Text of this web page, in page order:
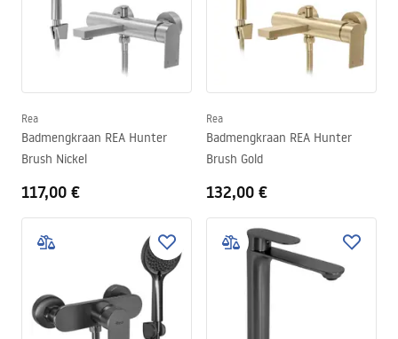
Rea
Badmengkraan REA Hunter
Brush Nickel
117,00 €
Rea
Badmengkraan REA Hunter
Brush Gold
132,00 €